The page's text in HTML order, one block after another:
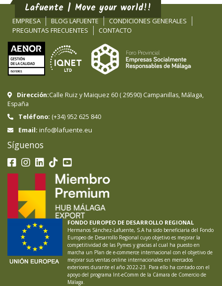
Lafuente | Move your world!!
EMPRESA BLOG LAFUENTE
CONDICIONES GENERALES
PREGUNTAS FRECUENTES
CONTACTO
Dirección:Calle Ruiz y Maiquez 60 (29590) Campanillas, Málaga,
España
Teléfono: (+34) 952 625 840
Email: info@lafuente.eu
Síguenos
FONDO EUROPEO DE DESARROLLO REGIONAL
Hermanos Sánchez-Lafuente, S.A ha sido beneficiaria del Fondo
Europeo de Desarrollo Regional cuyo objetivo es mejorar la
competitividad de las Pymes y gracias al cual ha puesto en
marcha un Plan de e-commerce internacional con el objetivo de
mejorar sus ventas online internacionales en mercados
exteriores durante el año 2022-23. Para ello ha contado con el
apoyo del programa Int-eComm de la Cámara de Comercio de
Málaga.